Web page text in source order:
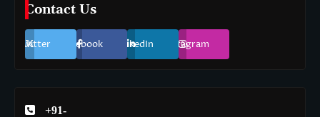
Contact Us
Twitter Facebook LinkedIn Instagram
+91-